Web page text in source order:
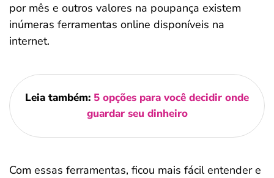
por mês e outros valores na poupança existem
inúmeras ferramentas online disponíveis na
internet.
Leia também: 5 opções para você decidir onde
guardar seu dinheiro
Com essas ferramentas, ficou mais fácil entender e